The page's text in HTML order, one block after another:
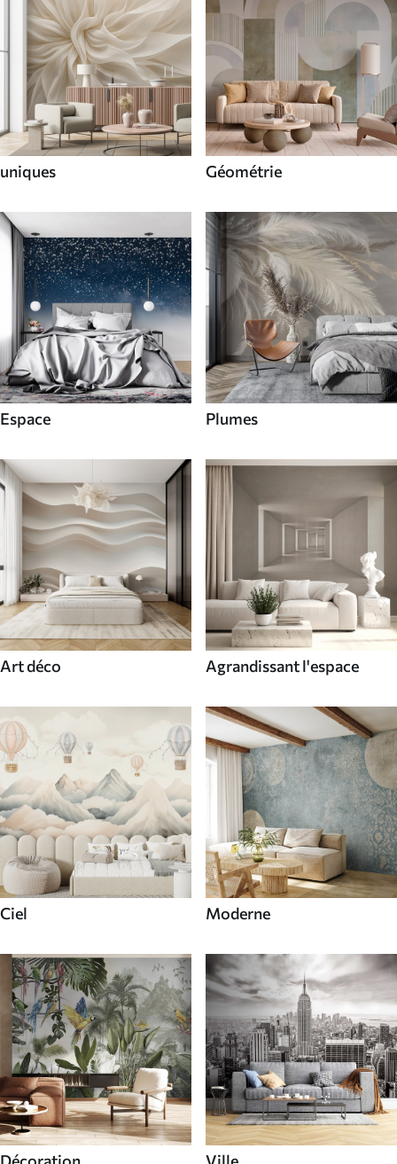
uniques Géométrie
Espace Plumes
Art déco Agrandissant l'espace
Ciel Moderne